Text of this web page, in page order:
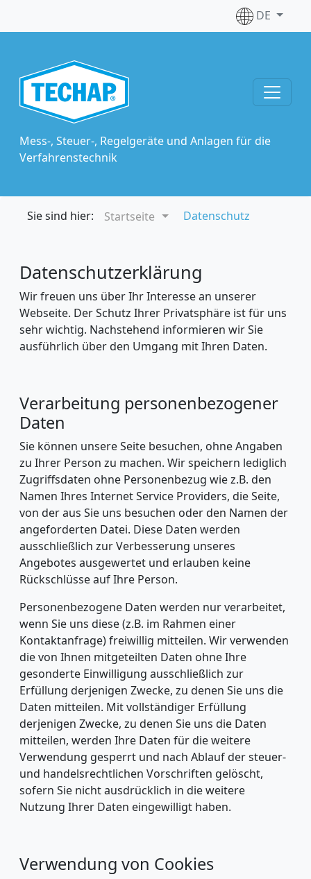
DE
Mess-, Steuer-, Regelgeräte und Anlagen für die
Verfahrenstechnik
Sie sind hier: Startseite Datenschutz
Datenschutzerklärung
Wir freuen uns über Ihr Interesse an unserer
Webseite. Der Schutz Ihrer Privatsphäre ist für uns
sehr wichtig. Nachstehend informieren wir Sie
ausführlich über den Umgang mit Ihren Daten.
Verarbeitung personenbezogener
Daten
Sie können unsere Seite besuchen, ohne Angaben
zu Ihrer Person zu machen. Wir speichern lediglich
Zugriffsdaten ohne Personenbezug wie z.B. den
Namen Ihres Internet Service Providers, die Seite,
von der aus Sie uns besuchen oder den Namen der
angeforderten Datei. Diese Daten werden
ausschließlich zur Verbesserung unseres
Angebotes ausgewertet und erlauben keine
Rückschlüsse auf Ihre Person.
Personenbezogene Daten werden nur verarbeitet,
wenn Sie uns diese (z.B. im Rahmen einer
Kontaktanfrage) freiwillig mitteilen. Wir verwenden
die von Ihnen mitgeteilten Daten ohne Ihre
gesonderte Einwilligung ausschließlich zur
Erfüllung derjenigen Zwecke, zu denen Sie uns die
Daten mitteilen. Mit vollständiger Erfüllung
derjenigen Zwecke, zu denen Sie uns die Daten
mitteilen, werden Ihre Daten für die weitere
Verwendung gesperrt und nach Ablauf der steuer-
und handelsrechtlichen Vorschriften gelöscht,
sofern Sie nicht ausdrücklich in die weitere
Nutzung Ihrer Daten eingewilligt haben.
Verwendung von Cookies